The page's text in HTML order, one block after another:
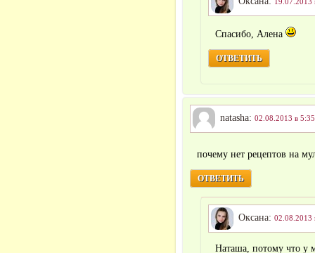
Спасибо, Алена
ОТВЕТИТЬ
natasha: 02.08.2013 в
почему нет рецептов на
ОТВЕТИТЬ
Оксана: 02.08.2013
Наташа, потому что у